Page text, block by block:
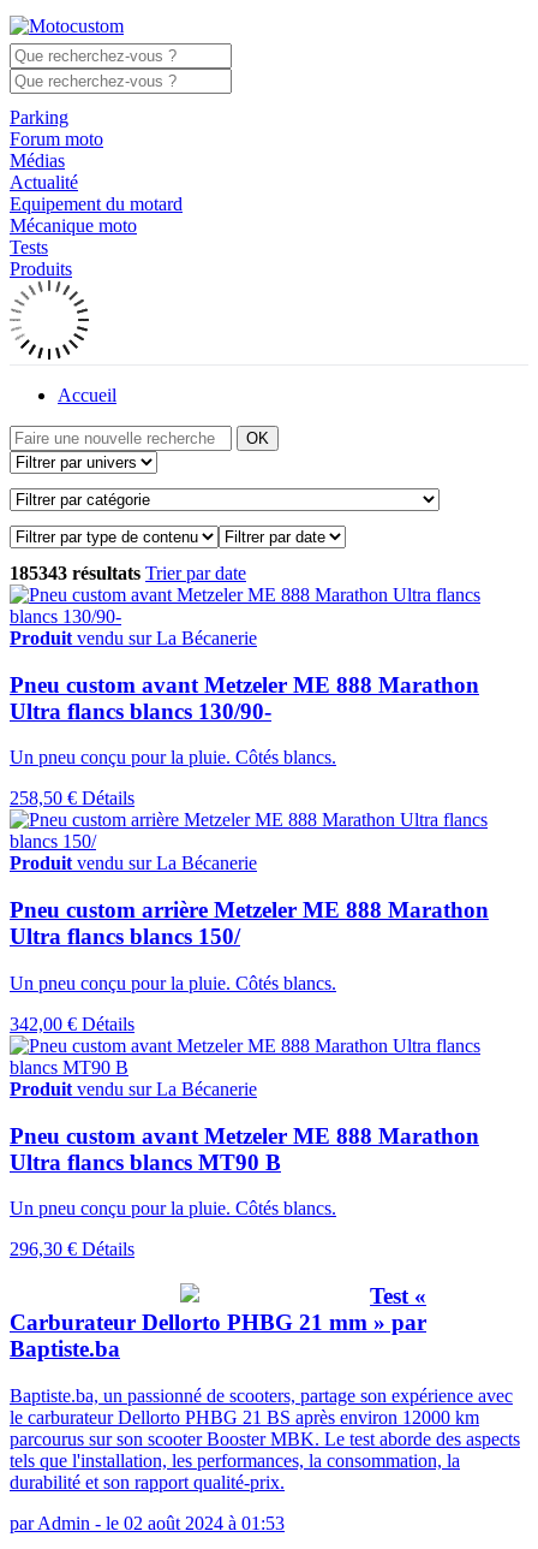
Parking
Forum moto
Médias
Actualité
Equipement du motard
Mécanique moto
Tests
Produits
Accueil
OK
185343 résultats Trier par date
Produit vendu sur La Bécanerie
Pneu custom avant Metzeler ME 888 Marathon
Ultra flancs blancs 130/90-
Un pneu conçu pour la pluie. Côtés blancs.
258,50 € Détails
Produitvendu sur La Bécanerie
Pneu custom arrière Metzeler ME 888 Marathon
Ultra flancs blancs 150/
Un pneu conçu pour la pluie. Côtés blancs.
342,00 € Détails
Produit vendu sur La Bécanerie
Pneu custom avant Metzeler ME 888 Marathon
Ultra flancs blancs MT90 B
Un pneu conçu pour la pluie. Côtés blancs.
296,30 € Détails
Test «
Carburateur Dellorto PHBG 21 mm » par
Baptiste.ba
Baptiste.ba, un passionné de scooters, partage son expérience avec
le carburateur Dellorto PHBG 21 BS après environ 12000 km
parcourus sur son scooter Booster MBK. Le test aborde des aspects
tels que l'installation, les performances, la consommation, la
durabilité et son rapport qualité-prix.
parAdmin - le 02 août 2024 à 01:53